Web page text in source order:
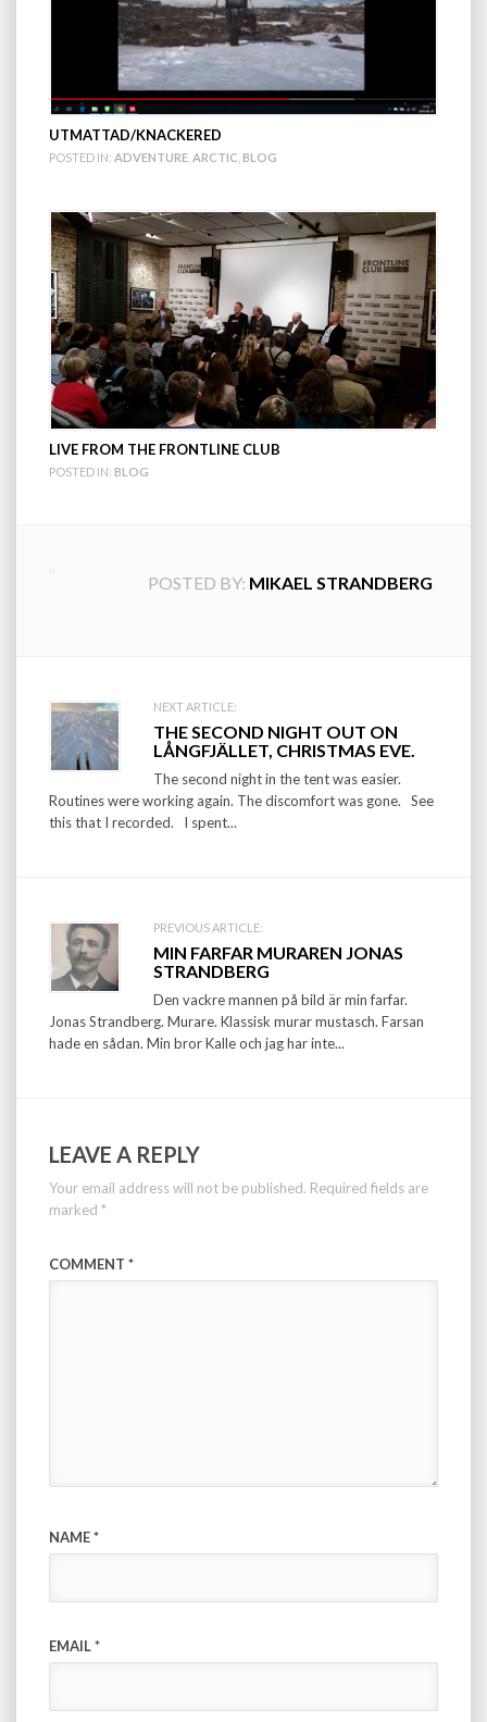
UTMATTAD/KNACKERED
POSTED IN: ADVENTURE ARCTIC BLOG
LIVE FROM THE FRONTLINE CLUB
POSTED IN: BLOG
POSTED BY: MIKAEL STRANDBERG
Post
navigation
NEXT ARTICLE:
THE SECOND NIGHT OUT ON
LÅNGFJÄLLET, CHRISTMAS EVE.
The second night in the tent was easier.
Routines were working again. The discomfort was gone. See
this that I recorded. I spent...
PREVIOUS ARTICLE:
MIN FARFAR MURAREN JONAS
STRANDBERG
Den vackre mannen på bild är min farfar.
Jonas Strandberg. Murare. Klassisk murar mustasch. Farsan
hade en sådan. Min bror Kalle och jag har inte...
LEAVE A REPLY
Your email address will not be published. Required fields are
marked *
COMMENT *
NAME*
EMAIL*